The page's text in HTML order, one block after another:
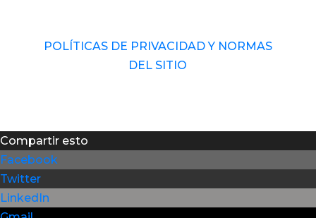
POLÍTICAS DE PRIVACIDAD Y NORMAS
DEL SITIO
Compartir esto
Facebook
Twitter
LinkedIn